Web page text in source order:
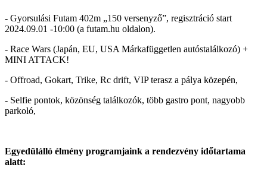
- Gyorsulási Futam 402m „150 versenyző”, regisztráció start
2024.09.01 -10:00 (a futam.hu oldalon).
- Race Wars (Japán, EU, USA Márkafüggetlen autóstalálkozó) +
MINI ATTACK!
- Offroad, Gokart, Trike, Rc drift, VIP terasz a pálya közepén,
- Selfie pontok, közönség találkozók, több gastro pont, nagyobb
parkoló,
Egyedülálló élmény programjaink a rendezvény időtartama
alatt: